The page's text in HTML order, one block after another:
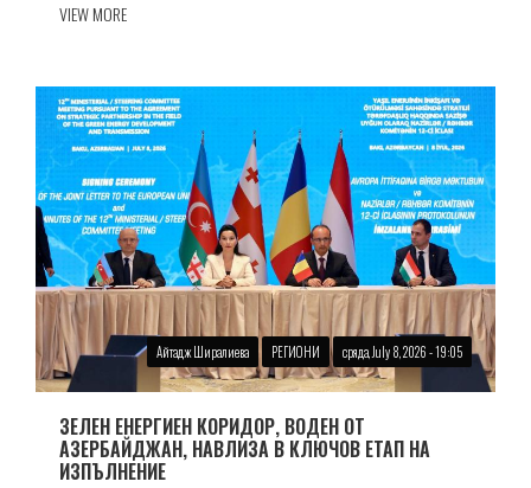
VIEW MORE
Айтадж Ширалиева РЕГИОНИ сряда, July 8, 2026 - 19:05
ЗЕЛЕН ЕНЕРГИЕН КОРИДОР, ВОДЕН ОТ
АЗЕРБАЙДЖАН, НАВЛИЗА В КЛЮЧОВ ЕТАП НА
ИЗПЪЛНЕНИЕ